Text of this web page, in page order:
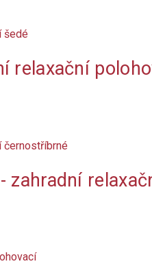
relaxační
zahradní